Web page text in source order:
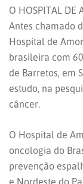
O HOSPITAL DE
Antes chamado
Hospital de
brasileira com
de Barretos, em
estudo, na
câncer.
O Hospital de
oncologia do
prevenção
e Nordeste do